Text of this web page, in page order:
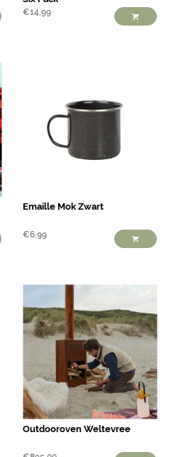
€14,99
Emaille Mok Zwart
€6,99
Outdooroven Weltevree